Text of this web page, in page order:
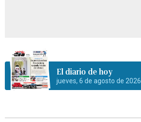
El diario de hoy
jueves, 6 de agosto de 2026